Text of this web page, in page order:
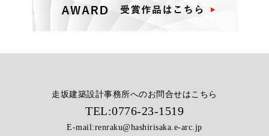
走坂建築設計事務所へのお問合せはこちら
TEL:0776-23-1519
E-mail:renraku@hashirisaka.e-arc.jp